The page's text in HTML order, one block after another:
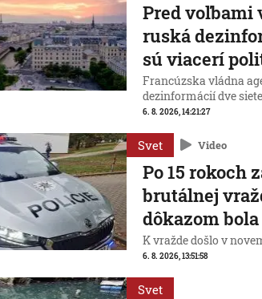
Pred voľbami
ruská
sú viacerí
Francúzska vládna
dezinformácií dve
6. 8. 2026, 14:21:27
Svet Video
Po 15 rokoch
brutálnej
dôkazom
K vražde došlo v
6. 8. 2026, 13:51:58
Svet